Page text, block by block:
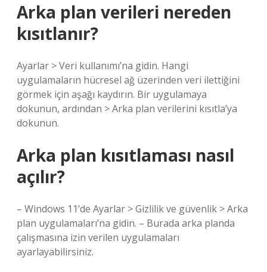
Arka plan verileri nereden
kısıtlanır?
Ayarlar > Veri kullanımı’na gidin. Hangi
uygulamaların hücresel ağ üzerinden veri ilettiğini
görmek için aşağı kaydırın. Bir uygulamaya
dokunun, ardından > Arka plan verilerini kısıtla’ya
dokunun.
Arka plan kısıtlaması nasıl
açılır?
– Windows 11’de Ayarlar > Gizlilik ve güvenlik > Arka
plan uygulamaları’na gidin. – Burada arka planda
çalışmasına izin verilen uygulamaları
ayarlayabilirsiniz.